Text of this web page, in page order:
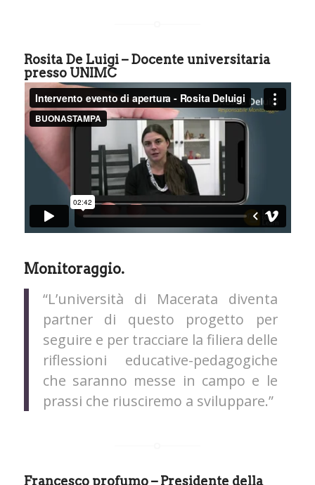
Rosita De Luigi– Docente universitaria
presso UNIMC
Monitoraggio.
“L’università di Macerata diventa
partner di questo progetto per
seguire e per tracciare la filiera delle
riflessioni educative-pedagogiche
che saranno messe in campo e le
prassi che riusciremo a sviluppare.”
Francesco profumo – Presidente della